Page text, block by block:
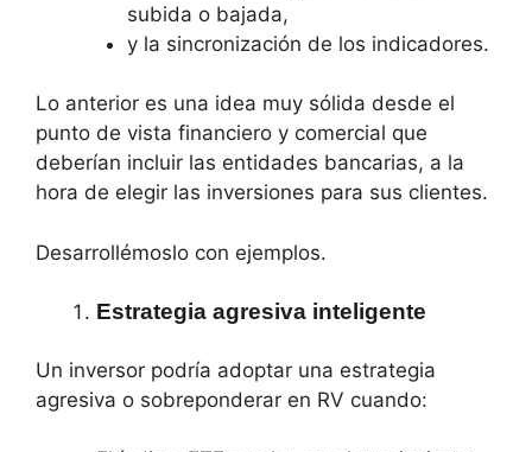
subida o bajada,
y la sincronización de los indicadores.
Lo anterior es una idea muy sólida desde el
punto de vista financiero y comercial que
deberían incluir las entidades bancarias, a la
hora de elegir las inversiones para sus clientes.
Desarrollémoslo con ejemplos.
Estrategia agresiva inteligente
Un inversor podría adoptar una estrategia
agresiva o sobreponderar en RV cuando: